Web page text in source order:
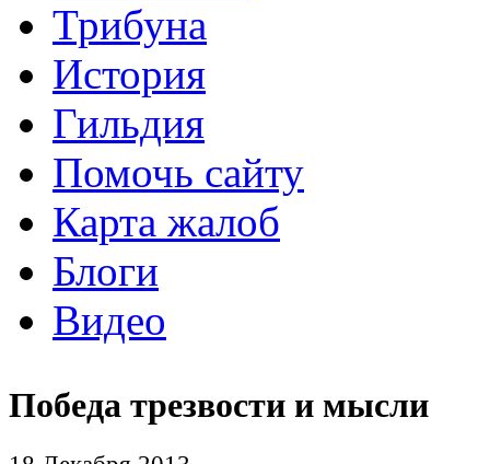
Трибуна
История
Гильдия
Помочь сайту
Карта жалоб
Блоги
Видео
Победа трезвости и мысли